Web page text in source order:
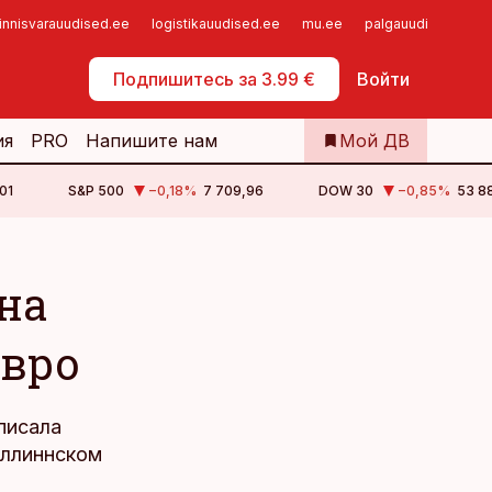
logistikauudised.ee mu.ee palgauudised.ee
Подпишитесь за 3.99 € Войти
Самообслуживание
PRO Напишите нам Мой ДВ
S&P 500 −0,18% 7 709,96 DOW 30 −0,85% 53